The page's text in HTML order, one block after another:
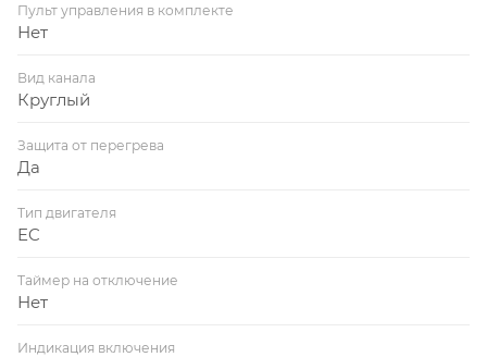
Пульт управления в комплекте
Нет
Вид канала
Круглый
Защита от перегрева
Да
Тип двигателя
EC
Таймер на отключение
Нет
Индикация включения